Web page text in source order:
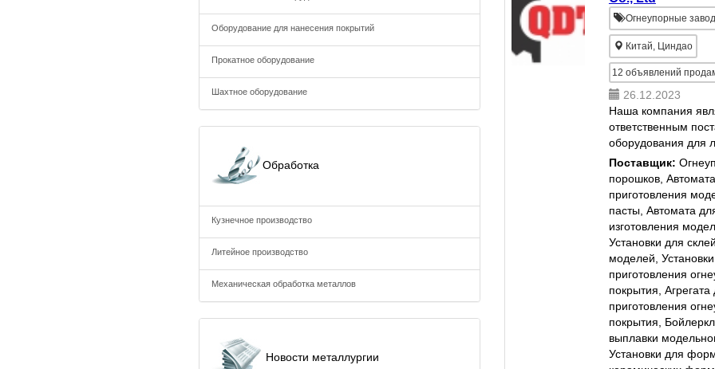
Оборудование для нанесения покрытий
Прокатное оборудование
Шахтное оборудование
Обработка
Кузнечное производство
Литейное производство
Механическая обработка металлов
Новости металлургии
Огнеупорные
Китай, Циндао
12 объявлений
26.12.2023
Наша компания
ответственным
оборудования для
выплавляемым
ЛВМ. Данное
применяется для
производства
небольшого и
размеров
Поставщик:
порошков,
приготовления
пасты, Автомата
изготовления
Установки для
моделей,
приготовления
покрытия, Агрегата
приготовления
покрытия,
выплавки
Установки для